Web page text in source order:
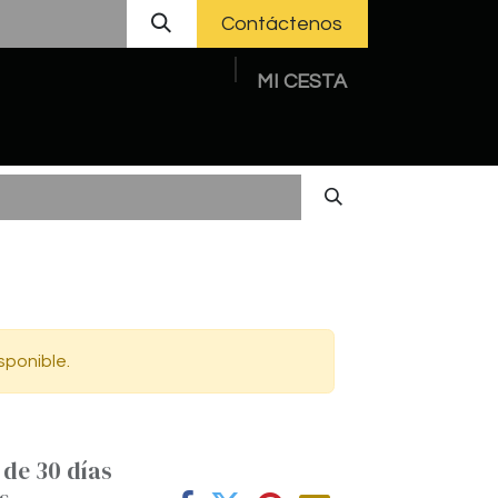
Contáctenos
MI CESTA
30 días